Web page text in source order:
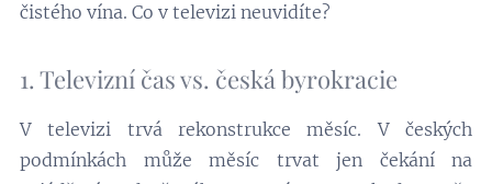
čistého vína. Co v televizi neuvidíte?
1. Televizní čas vs. česká byrokracie
V televizi trvá rekonstrukce měsíc. V českých
podmínkách může měsíc trvat jen čekání na